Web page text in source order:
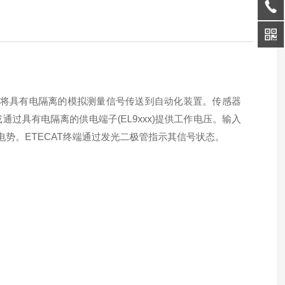
具有电隔离的模拟测量信号传送到自动化装置。传感器
过具有电隔离的供电端子(EL9xxx)提供工作电压。输入
。ETECAT终端通过发光二极管指示其信号状态。